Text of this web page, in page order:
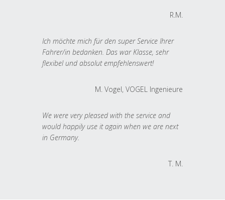
R.M.
Ich möchte mich für den super Service Ihrer
Fahrer/in bedanken. Das war Klasse, sehr
flexibel und absolut empfehlenswert!
M. Vogel, VOGEL Ingenieure
We were very pleased with the service and
would happily use it again when we are next
in Germany.
T. M.